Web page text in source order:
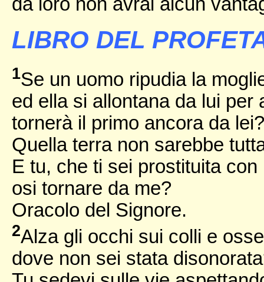
LIBRO DEL
1Se un uomo ripudia la
ed ella si allontana da lui per
tornerà il primo ancora da lei?
Quella terra non sarebbe
E tu, che ti sei prostituita con
osi tornare da me?
Oracolo del Signore.
2Alza gli occhi sui colli e
dove non sei stata